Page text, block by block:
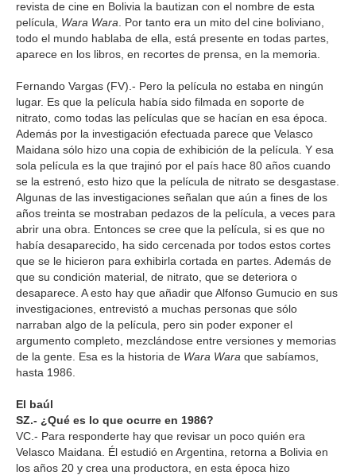
revista de cine en Bolivia la bautizan con el nombre de esta
película, Wara Wara . Por tanto era un mito del cine boliviano,
todo el mundo hablaba de ella, está presente en todas partes,
aparece en los libros, en recortes de prensa, en la memoria.
Fernando Vargas (FV).- Pero la película no estaba en ningún
lugar. Es que la película había sido filmada en soporte de
nitrato, como todas las películas que se hacían en esa época.
Además por la investigación efectuada parece que Velasco
Maidana sólo hizo una copia de exhibición de la película. Y esa
sola película es la que trajinó por el país hace 80 años cuando
se la estrenó, esto hizo que la película de nitrato se desgastase.
Algunas de las investigaciones señalan que aún a fines de los
años treinta se mostraban pedazos de la película, a veces para
abrir una obra. Entonces se cree que la película, si es que no
había desaparecido, ha sido cercenada por todos estos cortes
que se le hicieron para exhibirla cortada en partes. Además de
que su condición material, de nitrato, que se deteriora o
desaparece. A esto hay que añadir que Alfonso Gumucio en sus
investigaciones, entrevistó a muchas personas que sólo
narraban algo de la película, pero sin poder exponer el
argumento completo, mezclándose entre versiones y memorias
de la gente. Esa es la historia de Wara Wara que sabíamos,
hasta 1986.
El baúl
SZ.- ¿Qué es lo que ocurre en 1986?
VC.- Para responderte hay que revisar un poco quién era
Velasco Maidana. Él estudió en Argentina, retorna a Bolivia en
los años 20 y crea una productora, en esta época hizo